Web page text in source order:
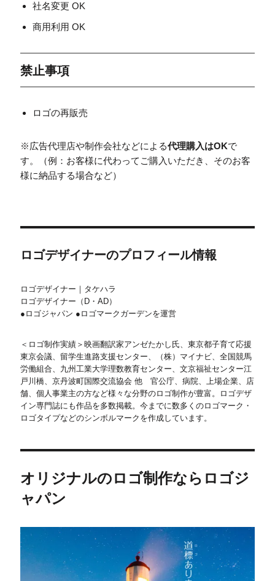
社名変更 OK
商用利用 OK
禁止事項
ロゴの再販売
※広告代理店や制作会社などによる代理購入はOKで
す。（例：お客様に代わってご購入いただき、そのお客
様に納品する場合など）
ロゴデザイナーのプロフィール情報
ロゴデザイナー｜タケハラ
ロゴデザイナー（D・AD）
●ロゴジャパン ●ロゴマークガーデンを運営
＜ロゴ制作実績＞映画翻訳家アンゼたかし氏、東京都子育て応援
東京会議、留学生進路支援センター、（株）マイナビ、全国競馬
労働組合、九州工業大学理数教育センター、文京福祉センター江
戸川橋、京丹波町国際交流協会 他 官公庁、病院、上場企業、店
舗、個人事業主の方など様々な分野のロゴ制作が豊富。ロゴデザ
イン専門誌にも作品を多数掲載。今までに数多くのロゴマーク・
ロゴタイプなどのシンボルマークを作成しています。
オリジナルのロゴ制作ならロゴジ
ャパン